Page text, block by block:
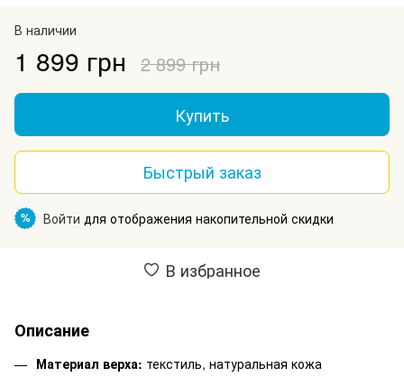
В наличии
1 899 грн 2 899 грн
Купить
Быстрый заказ
% Войти для отображения накопительной скидки
В избранное
Описание
Материал верха: текстиль, натуральная кожа